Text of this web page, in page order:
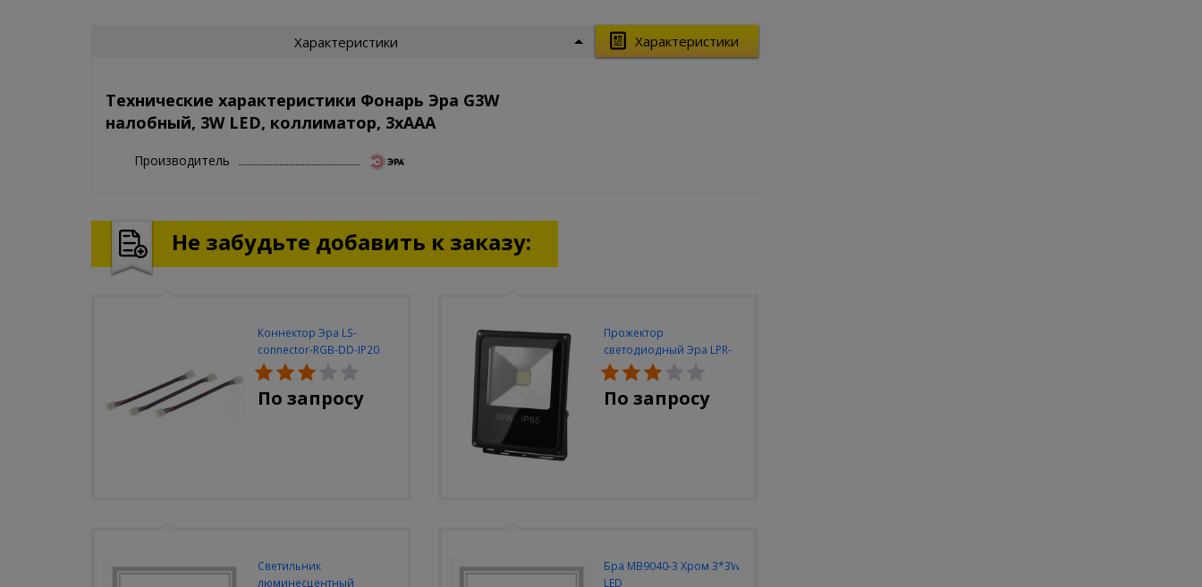
Характеристики
Характеристики
Технические характеристики Фонарь Эра G3W
налобный, 3W LED, коллиматор, 3xAAA
Производитель
Не забудьте добавить к заказу:
Коннектор Эра LS-
connector-RGB-DD-IP20
(3шт/уп)
По запросу
Прожектор
светодиодный Эра LPR-
30W-6500K-M
По запросу
Светильник
люминесцентный
Бра MB9040-3 Хром 3*3W
LED